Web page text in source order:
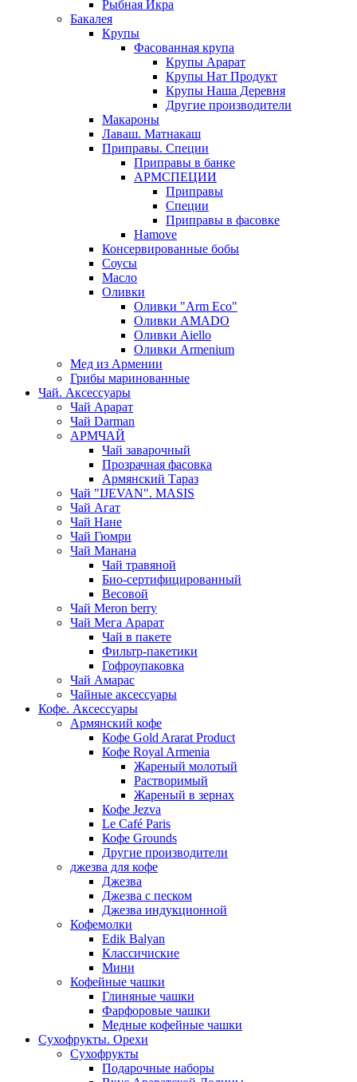
Рыбная Икра
Бакалея
Крупы
Фасованная крупа
Крупы Арарат
Крупы Нат Продукт
Крупы Наша Деревня
Другие производители
Макароны
Лаваш. Матнакаш
Приправы. Специи
Приправы в банке
АРМСПЕЦИИ
Приправы
Специи
Приправы в фасовке
Hamove
Консервированные бобы
Соусы
Масло
Оливки
Оливки "Arm Eco"
Оливки AMADO
Оливки Aiello
Оливки Armenium
Мед из Армении
Грибы маринованные
Чай. Аксессуары
Чай Арарат
Чай Darman
АРМЧАЙ
Чай заварочный
Прозрачная фасовка
Армянский Тараз
Чай "IJEVAN". MASIS
Чай Агат
Чай Нане
Чай Гюмри
Чай Манана
Чай травяной
Био-сертифицированный
Весовой
Чай Meron berry
Чай Мега Арарат
Чай в пакете
Фильтр-пакетики
Гофроупаковка
Чай Амарас
Чайные аксессуары
Кофе. Аксессуары
Армянский кофе
Кофе Gold Ararat Product
Кофе Royal Armenia
Жареный молотый
Растворимый
Жареный в зернах
Кофе Jezva
Le Café Paris
Кофе Grounds
Другие производители
джезва для кофе
Джезва
Джезва с песком
Джезва индукционной
Кофемолки
Edik Balyan
Классичиские
Мини
Кофейные чашки
Глиняные чашки
Фарфоровые чашки
Медные кофейные чашки
Сухофрукты. Орехи
Сухофрукты
Подарочные наборы